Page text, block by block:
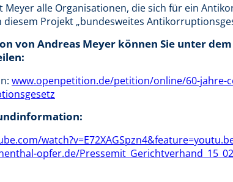
Meyer alle Organisationen, die sich für ein
diesem Projekt „bundesweites
von Andreas Meyer können Sie unter
www.openpetition.de/petition/online/60-jahre-
opfer.de/